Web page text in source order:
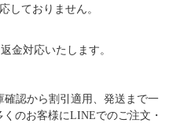
しておりません。
金対応いたします。
認から割引適用、発送まで一
のお客様にLINEでのご注文・